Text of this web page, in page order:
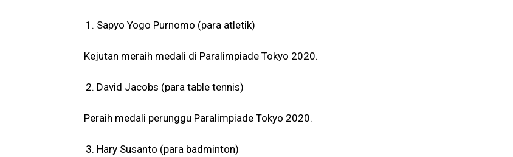
Sapyo Yogo Purnomo (para atletik)
Kejutan meraih medali di Paralimpiade Tokyo 2020.
David Jacobs (para table tennis)
Peraih medali perunggu Paralimpiade Tokyo 2020.
Hary Susanto (para badminton)